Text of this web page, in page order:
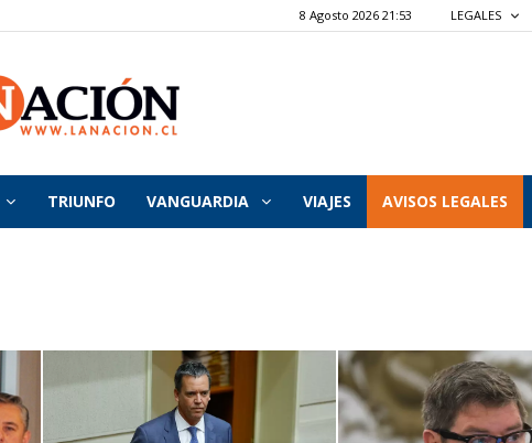
8 Agosto 2026 21:53 LEGALES
La
Nación
TRIUNFO VANGUARDIA VIAJES AVISOS LEGALES